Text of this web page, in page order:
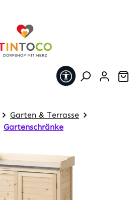
Werkzeugleiste
Garten & Terrasse
Gartenschränke